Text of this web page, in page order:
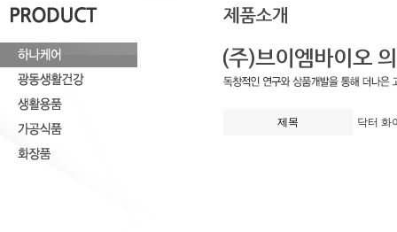
제목 닥터 화